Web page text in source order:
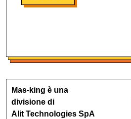
Mas-king è una
divisione di
Alit Technologies SpA